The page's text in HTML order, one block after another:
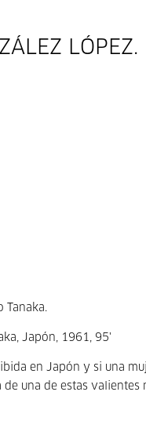
LÓPEZ.
Tanaka.
Japón, 1961, 95'
en Japón y si una
una de estas